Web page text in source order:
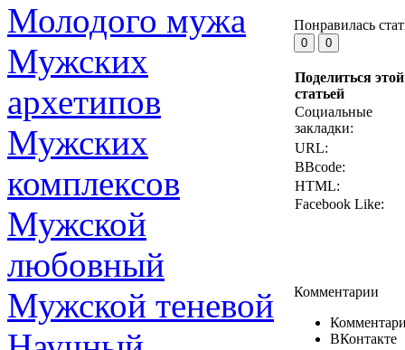
Молодого мужа
Мужских
архетипов
Мужских
комплексов
Мужской
любовный
Мужской теневой
Понравилась
Поделиться этой
статьей
Социальные
закладки:
URL:
BBcode:
HTML:
Facebook Like:
Комментарии
ВКонтакте